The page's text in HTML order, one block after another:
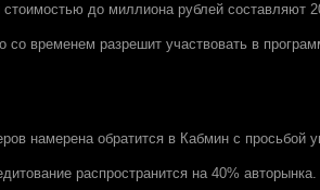
до миллиона рублей составляют
со временем разрешит участвовать в
намерена обратится в Кабмин с просьбой
распространится на 40%